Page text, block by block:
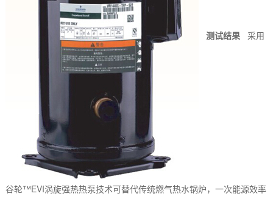
测试结果采用
谷轮™EVI涡旋强热热泵技术可替代传统燃气热水锅炉，一次能源效率